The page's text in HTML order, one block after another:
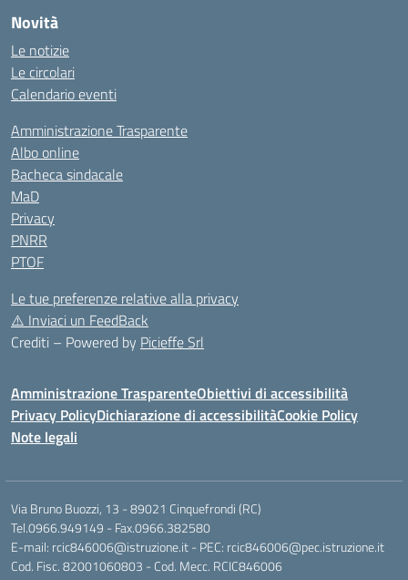
Novità
Le notizie
Le circolari
Calendario eventi
Amministrazione Trasparente
Albo online
Bacheca sindacale
MaD
Privacy
PNRR
PTOF
Le tue preferenze relative alla privacy
⚠️ Inviaci un FeedBack
Crediti – Powered by Picieffe Srl
Amministrazione TrasparenteObiettivi di accessibilità
Privacy PolicyDichiarazione di accessibilitàCookie Policy
Note legali
Via Bruno Buozzi, 13 - 89021 Cinquefrondi (RC)
Tel.0966.949149 - Fax.0966.382580
E-mail: rcic846006@istruzione.it - PEC: rcic846006@pec.istruzione.it
Cod. Fisc. 82001060803 - Cod. Mecc. RCIC846006